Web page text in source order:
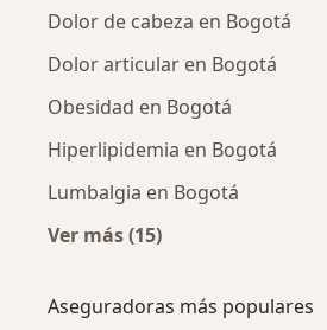
Dolor de cabeza en Bogotá
Dolor articular en Bogotá
Obesidad en Bogotá
Hiperlipidemia en Bogotá
Lumbalgia en Bogotá
Ver más (15)
Aseguradoras más populares